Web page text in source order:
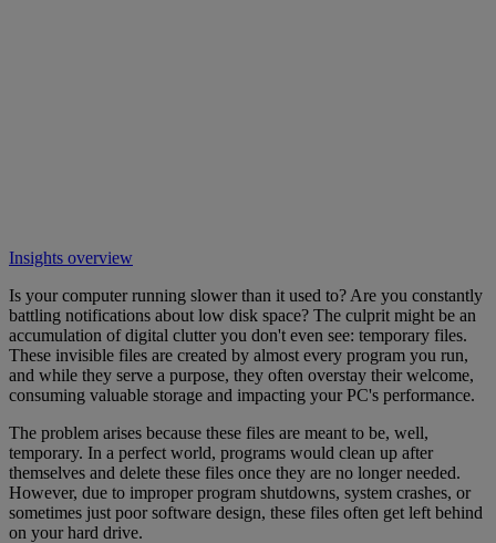
Insights overview
Is your computer running slower than it used to? Are you constantly
battling notifications about low disk space? The culprit might be an
accumulation of digital clutter you don't even see: temporary files.
These invisible files are created by almost every program you run,
and while they serve a purpose, they often overstay their welcome,
consuming valuable storage and impacting your PC's performance.
The problem arises because these files are meant to be, well,
temporary. In a perfect world, programs would clean up after
themselves and delete these files once they are no longer needed.
However, due to improper program shutdowns, system crashes, or
sometimes just poor software design, these files often get left behind
on your hard drive.